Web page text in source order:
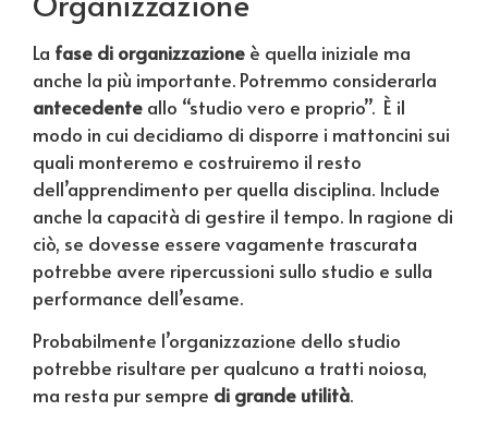
La fase di organizzazione è quella iniziale ma
anche la più importante. Potremmo considerarla
antecedente allo “studio vero e proprio”. È il
modo in cui decidiamo di disporre i mattoncini sui
quali monteremo e costruiremo il resto
dell’apprendimento per quella disciplina. Include
anche la capacità di gestire il tempo. In ragione di
ciò, se dovesse essere vagamente trascurata
potrebbe avere ripercussioni sullo studio e sulla
performance dell’esame.
Probabilmente l’organizzazione dello studio
potrebbe risultare per qualcuno a tratti noiosa,
ma resta pur sempre di grande utilità.